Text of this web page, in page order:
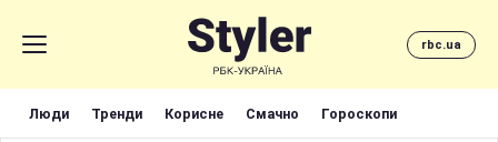
rbc.ua
Люди Тренди Корисне Смачно Гороскопи